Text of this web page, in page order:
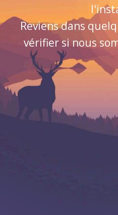
Reviens dans
vérifier si nous